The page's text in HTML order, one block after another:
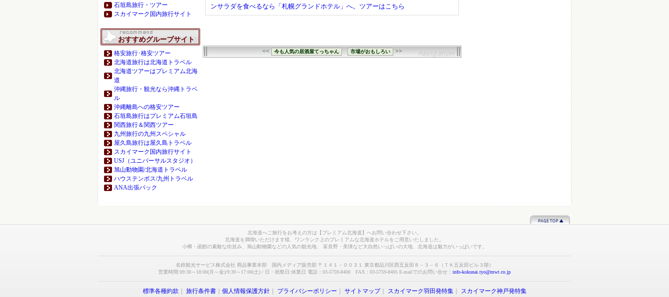
石垣島旅行・ツアー
スカイマーク国内旅行サイト
おすすめグループサイト
格安旅行･格安ツアー
北海道旅行は北海道トラベル
北海道ツアーはプレミアム北海
道
沖縄旅行・観光なら沖縄トラベ
ル
沖縄離島への格安ツアー
石垣島旅行はプレミアム石垣島
関西旅行＆関西ツアー
九州旅行の九州スペシャル
屋久島旅行は屋久島トラベル
スカイマーク国内旅行サイト
USJ（ユニバーサルスタジオ）
旭山動物園/北海道トラベル
ハウステンボス/九州トラベル
ANA出張パック
ンサラダを食べるなら「札幌グランドホテル」へ。ツアーはこちら
<< 今も人気の居酒屋てっちゃん 市場がおもしろい >>
北海道へご旅行をお考えの方は【プレミアム北海道】へお問い合わせ下さい。
北海道を満喫いただけます様、ワンランク上のプレミアムな北海道ホテルをご用意いたしました。
小樽・函館の素敵な街並み、旭山動物園などの人気の観光地、 富良野・美瑛など大自然いっぱいの大地、北海道は魅力がいっぱいです。
名鉄観光サービス株式会社 商品事業本部 国内メディア販売部 〒１４１－００３１ 東京都品川区西五反田８－３－６（ＴＫ五反田ビル３階）
営業時間:09:30～18:00(月～金)/9:30～17:00(土) / 日・祝祭日:休業日 電話：03-5759-8400 FAX：03-5759-8405 E-mailでのお問い合せ： info-kokunai.tyo@mwt.co.jp
標準各種約款 旅行条件書｜ 個人情報保護方針｜ プライバシーポリシー サイトマップ｜ スカイマーク羽田発特集｜ スカイマーク神戸発特集